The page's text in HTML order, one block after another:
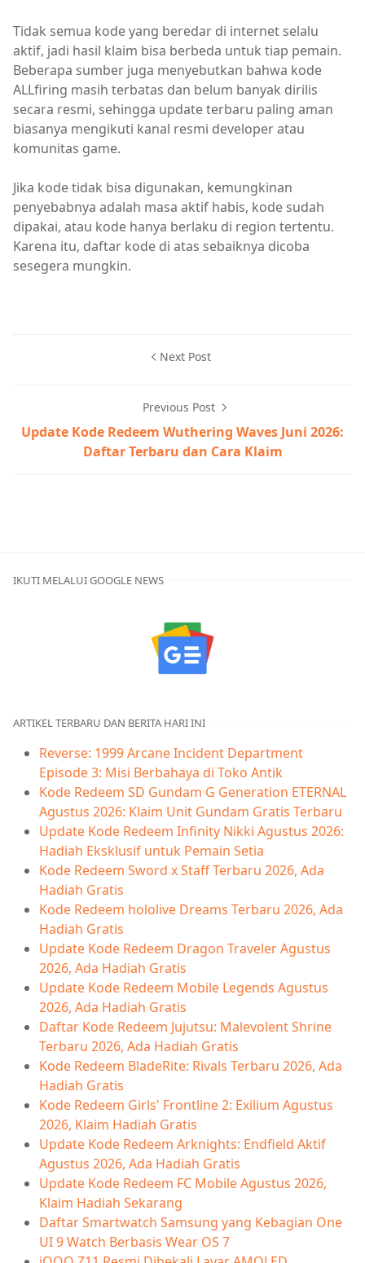
Tidak semua kode yang beredar di internet selalu
aktif, jadi hasil klaim bisa berbeda untuk tiap pemain.
Beberapa sumber juga menyebutkan bahwa kode
ALLfiring masih terbatas dan belum banyak dirilis
secara resmi, sehingga update terbaru paling aman
biasanya mengikuti kanal resmi developer atau
komunitas game.
Jika kode tidak bisa digunakan, kemungkinan
penyebabnya adalah masa aktif habis, kode sudah
dipakai, atau kode hanya berlaku di region tertentu.
Karena itu, daftar kode di atas sebaiknya dicoba
sesegera mungkin.
Next Post
Previous Post
Update Kode Redeem Wuthering Waves Juni 2026:
Daftar Terbaru dan Cara Klaim
IKUTI MELALUI GOOGLE NEWS
ARTIKEL TERBARU DAN BERITA HARI INI
Reverse: 1999 Arcane Incident Department
Episode 3: Misi Berbahaya di Toko Antik
Kode Redeem SD Gundam G Generation ETERNAL
Agustus 2026: Klaim Unit Gundam Gratis Terbaru
Update Kode Redeem Infinity Nikki Agustus 2026:
Hadiah Eksklusif untuk Pemain Setia
Kode Redeem Sword x Staff Terbaru 2026, Ada
Hadiah Gratis
Kode Redeem hololive Dreams Terbaru 2026, Ada
Hadiah Gratis
Update Kode Redeem Dragon Traveler Agustus
2026, Ada Hadiah Gratis
Update Kode Redeem Mobile Legends Agustus
2026, Ada Hadiah Gratis
Daftar Kode Redeem Jujutsu: Malevolent Shrine
Terbaru 2026, Ada Hadiah Gratis
Kode Redeem BladeRite: Rivals Terbaru 2026, Ada
Hadiah Gratis
Kode Redeem Girls' Frontline 2: Exilium Agustus
2026, Klaim Hadiah Gratis
Update Kode Redeem Arknights: Endfield Aktif
Agustus 2026, Ada Hadiah Gratis
Update Kode Redeem FC Mobile Agustus 2026,
Klaim Hadiah Sekarang
Daftar Smartwatch Samsung yang Kebagian One
UI 9 Watch Berbasis Wear OS 7